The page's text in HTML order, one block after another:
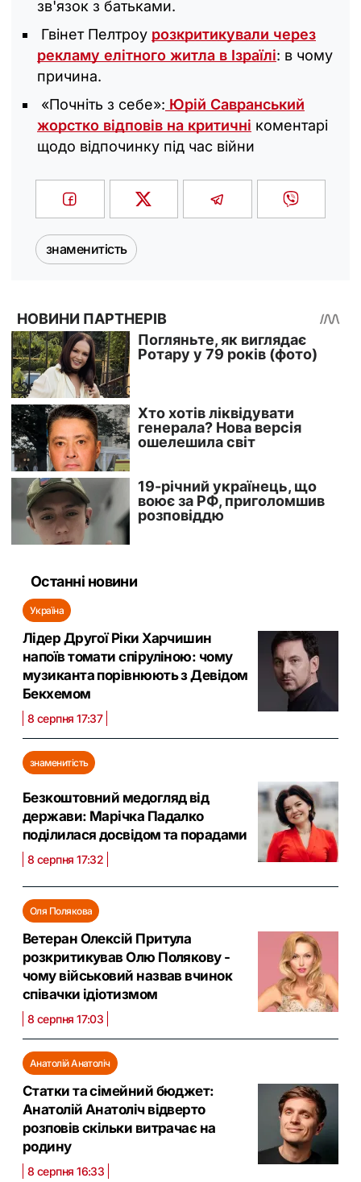
зв'язок з батьками.
Гвінет Пелтроу розкритикували через
рекламу елітного житла в Ізраїлі: в чому
причина.
«Почніть з себе»: Юрій Савранський
жорстко відповів на критичні коментарі
щодо відпочинку під час війни
знаменитість
Останні новини
Україна
Лідер Другої Ріки Харчишин
напоїв томати спіруліною: чому
музиканта порівнюють з Девідом
Бекхемом
8 серпня 17:37
знаменитість
Безкоштовний медогляд від
держави: Марічка Падалко
поділилася досвідом та порадами
8 серпня 17:32
Оля Полякова
Ветеран Олексій Притула
розкритикував Олю Полякову -
чому військовий назвав вчинок
співачки ідіотизмом
8 серпня 17:03
Анатолій Анатоліч
Статки та сімейний бюджет:
Анатолій Анатоліч відверто
розповів скільки витрачає на
родину
8 серпня 16:33